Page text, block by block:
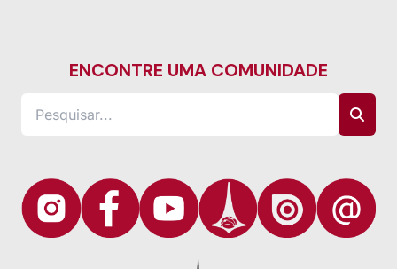
ENCONTRE UMA COMUNIDADE